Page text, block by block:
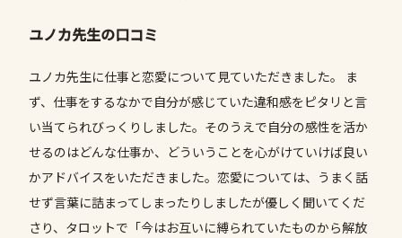
ユノカ先生の口コミ
ユノカ先生に仕事と恋愛について見ていただきました。 ま
ず、仕事をするなかで自分が感じていた違和感をピタリと言
い当てられびっくりしました。そのうえで自分の感性を活か
せるのはどんな仕事か、どういうことを心がけていけば良い
かアドバイスをいただきました。恋愛については、うまく話
せず言葉に詰まってしまったりしましたが優しく聞いてくだ
さり、タロットで「今はお互いに縛られていたものから解放